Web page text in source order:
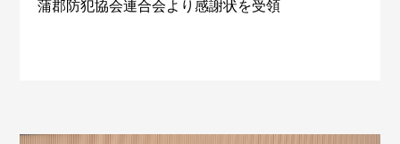
蒲郡防犯協会連合会より感謝状を受領